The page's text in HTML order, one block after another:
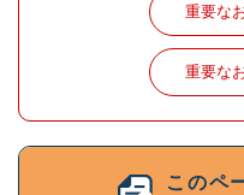
重要な
重要な
このペ